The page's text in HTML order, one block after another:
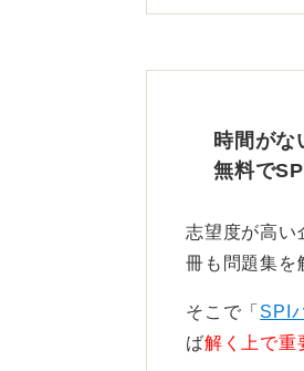
この時期に自
インターン
そうすること
早期選考にも
0
時間がな
無料で
志望度が高い
冊も問題集を
そこで「 SPI
ば解く上で重